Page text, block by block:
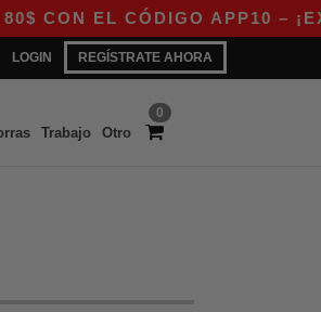
EL CÓDIGO APP10 –
LOGIN REGÍSTRATE AHORA
0
Trabajo Otro